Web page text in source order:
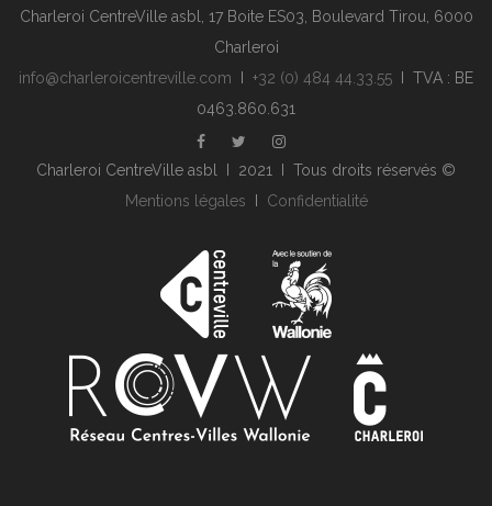
Charleroi CentreVille asbl, 17 Boite ES03, Boulevard Tirou, 6000
Charleroi
info@charleroicentreville.com
+32 (0) 484 44.33.55 I TVA : BE
0463.860.631
Charleroi CentreVille asbl I 2021 I Tous droits réservés ©
Mentions légales
Confidentialité